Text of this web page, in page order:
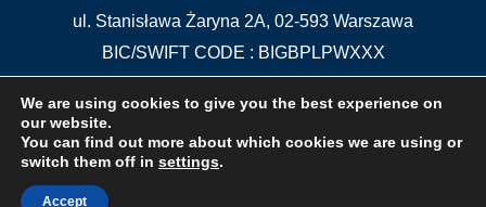
ul. Stanisława Żaryna 2A, 02-593 Warszawa
BIC/SWIFT CODE : BIGBPLPWXXX
The Free PIT Program provides
Pozarządowych
We are using cookies to give you the best experience on
our website.
You can find out more about which cookies we are using or
switch them off in settings.
Accept